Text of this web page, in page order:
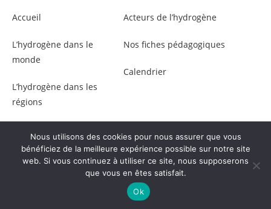
Accueil
L’hydrogène dans le
monde
L’hydrogène dans les
régions
Acteurs de l’hydrogène
Nos fiches pédagogiques
Calendrier
© Copyright –Communicaweb 2026
Gestion des données personnelles
Nous utilisons des cookies pour nous assurer que vous
bénéficiez de la meilleure expérience possible sur notre site
web. Si vous continuez à utiliser ce site, nous supposerons
que vous en êtes satisfait.
Ok